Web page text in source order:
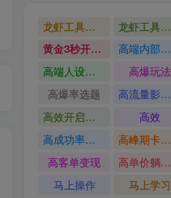
龙虾工具完整部署教学图文视频理财多赛道AI变现 龙虾工具完整部署教学
黄金3秒开头与标题海报玩法
高端内部魔灵召唤挂G打金
高端人设搭建积累客户信任
高爆玩法
高爆率选题
高流量影视片
高效开启跨境賺钱新通道
高效
高成功率爆款全流程打法
高峰期卡顿利润被抽干私域直播核心痛点解析
高客单变现
高单价躺賺玩法
马上操作
马上学习